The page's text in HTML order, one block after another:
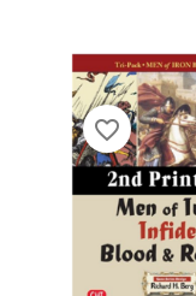
favorite_border